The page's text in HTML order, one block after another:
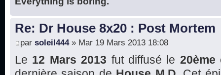
Re: Dr House 8x20 : Post Mortem
par soleil444» Mar 19 Mars 2013 18:08
Le 12 Mars 2013 fut diffusé le 20ème